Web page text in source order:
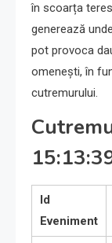
în scoarța
generează
pot provoca
omenești, în
cutremurului.
Id
Eveniment